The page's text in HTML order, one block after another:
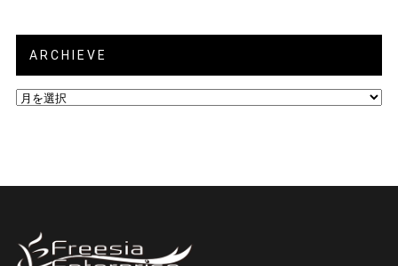
ARCHIEVE
ARCHIEVE